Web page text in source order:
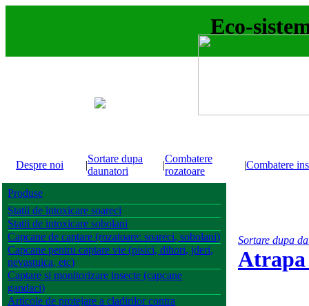
Eco-
Despre noi |
Sortare dupa
daunatori
|
Combatere
rozatoare
|Combatere
Produse
Statii de intoxicare soareci
Statii de intoxicare sobolani
Capcane de captare (rozatoare: soareci, sobolani)
Capcane pentru captare vie (pisici, dihori, jderi,
nevastuica, etc)
Captare si monitorizare insecte (capcane
gandaci)
Articole de protejare a cladirilor contra
Sortare dupa